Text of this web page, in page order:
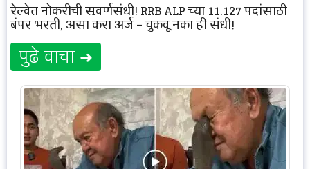
रेल्वेत नोकरीची सुवर्णसंधी! RRB ALP च्या 11,127 पदांसाठी
बंपर भरती, असा करा अर्ज – चुकवू नका ही संधी!
पुढे वाचा ➜